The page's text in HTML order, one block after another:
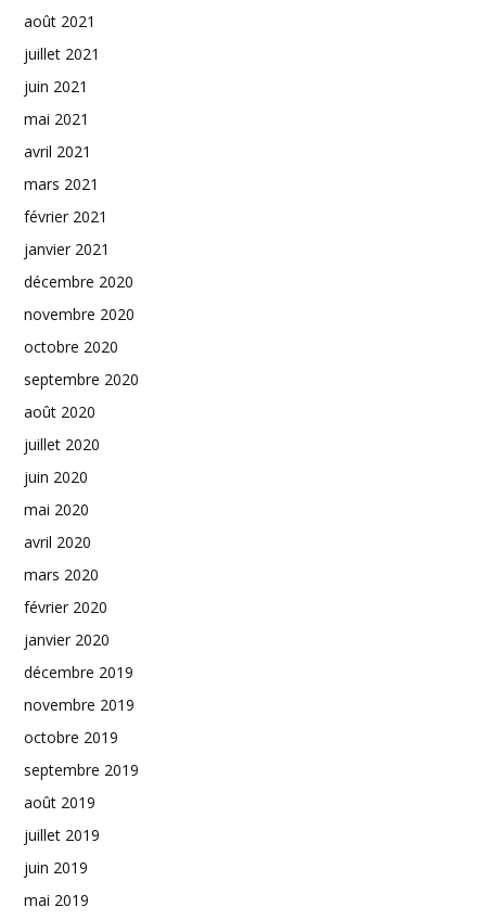
août 2021
juillet 2021
juin 2021
mai 2021
avril 2021
mars 2021
février 2021
janvier 2021
décembre 2020
novembre 2020
octobre 2020
septembre 2020
août 2020
juillet 2020
juin 2020
mai 2020
avril 2020
mars 2020
février 2020
janvier 2020
décembre 2019
novembre 2019
octobre 2019
septembre 2019
août 2019
juillet 2019
juin 2019
mai 2019